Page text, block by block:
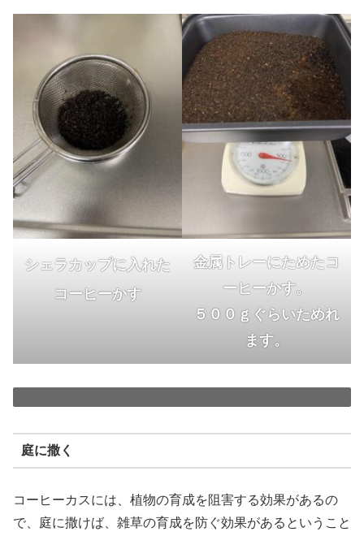
シェラカップに入れた
コーヒーかす
金属トレーにためたコ
ーヒーかす。
５００ｇぐらいためれ
ます。
庭に撒く
コーヒーカスには、植物の育成を阻害する効果があるの
で、庭に撒けば、雑草の育成を防ぐ効果があるということ